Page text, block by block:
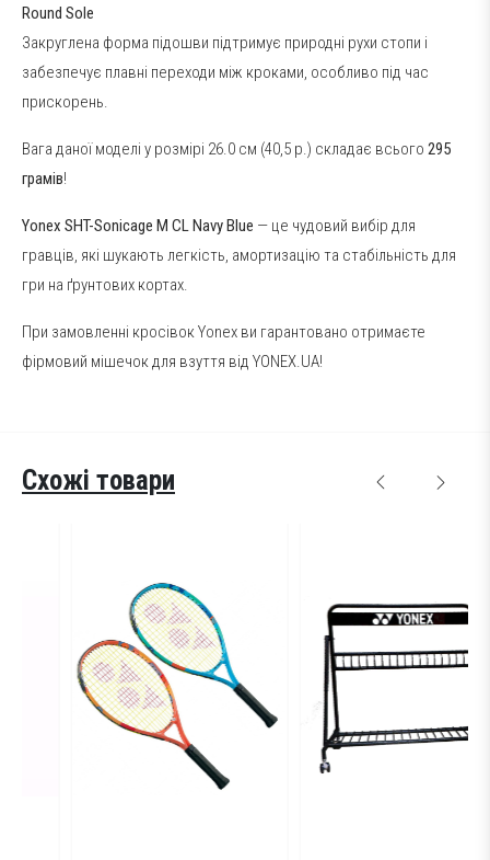
Round Sole
Закруглена форма підошви підтримує природні рухи стопи і
забезпечує плавні переходи між кроками, особливо під час
прискорень.
Вага даної моделі у розмірі 26.0 см (40,5 р.) складає всього 295
грамів!
Yonex SHT-Sonicage M CL Navy Blue — це чудовий вибір для
гравців, які шукають легкість, амортизацію та стабільність для
гри на ґрунтових кортах.
При замовленні кросівок Yonex ви гарантовано отримаєте
фірмовий мішечок для взуття від YONEX.UA!
Схожі товари